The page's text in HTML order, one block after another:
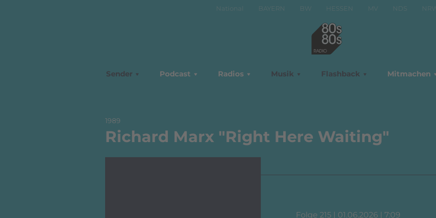
National BAYERN BW HESSEN MV NDS NRW
Sender Podcast Radios Musik Flashback Mitmachen
1989
Richard Marx "Right Here Waiting"
Folge 215 | 01.06.2026 | 7:09